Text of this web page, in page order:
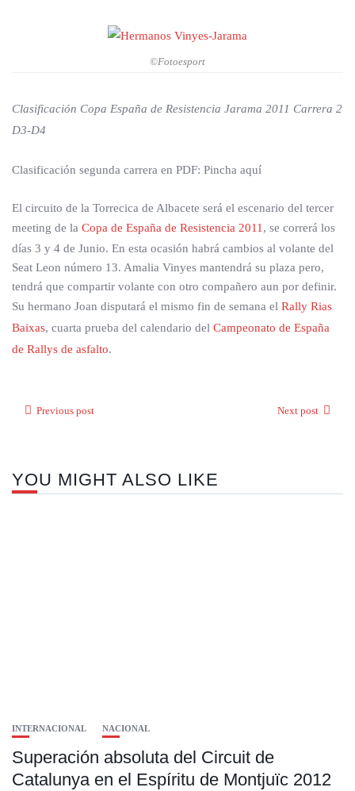
©Fotoesport
Clasificación Copa España de Resistencia Jarama 2011 Carrera 2
D3-D4
Clasificación segunda carrera en PDF: Pincha aquí
El circuito de la Torrecica de Albacete será el escenario del tercer
meeting de la Copa de España de Resistencia 2011, se correrá los
días 3 y 4 de Junio. En esta ocasión habrá cambios al volante del
Seat Leon número 13. Amalia Vinyes mantendrá su plaza pero,
tendrá que compartir volante con otro compañero aun por definir.
Su hermano Joan disputará el mismo fin de semana el Rally Rias
Baixas, cuarta prueba del calendario del Campeonato de España
de Rallys de asfalto.
Previous post Next post
YOU MIGHT ALSO LIKE
INTERNACIONAL NACIONAL
Superación absoluta del Circuit de
Catalunya en el Espíritu de Montjuïc 2012